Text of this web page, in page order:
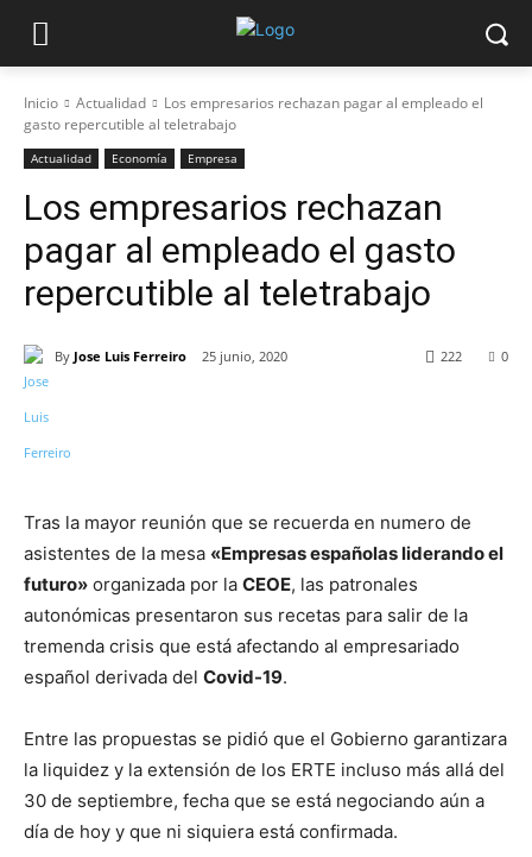
Inicio Actualidad
Los empresarios rechazan pagar al empleado el
gasto repercutible al teletrabajo
Actualidad Economía Empresa
Los empresarios rechazan
pagar al empleado el gasto
repercutible al teletrabajo
By Jose Luis Ferreiro 25 junio, 2020 0
222
Tras la mayor reunión que se recuerda en numero de
asistentes de la mesa «Empresas españolas liderando el
futuro» organizada por la CEOE, las patronales
autonómicas presentaron sus recetas para salir de la
tremenda crisis que está afectando al empresariado
español derivada del Covid-19.
Entre las propuestas se pidió que el Gobierno garantizara
la liquidez y la extensión de los ERTE incluso más allá del
30 de septiembre, fecha que se está negociando aún a
día de hoy y que ni siquiera está confirmada.